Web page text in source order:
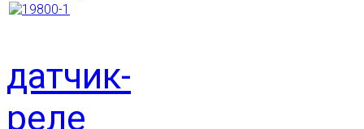
датчик-
реле